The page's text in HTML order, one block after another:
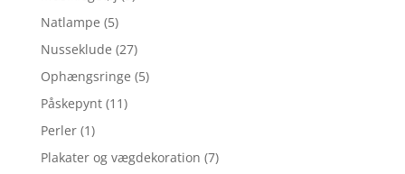
Natlampe (5)
Nusseklude (27)
Ophængsringe (5)
Påskepynt (11)
Perler (1)
Plakater og vægdekoration (7)